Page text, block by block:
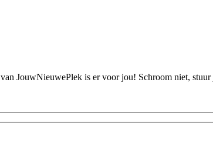
JouwNieuwePlek is er voor jou! Schroom niet,